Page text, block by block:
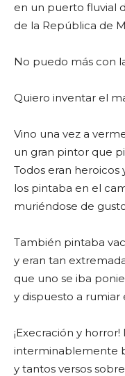
en un puerto fluvial
de la República de
No puedo más con
Quiero inventar el
Vino una vez a
un gran pintor que
Todos eran
los pintaba en el
muriéndose de
También pintaba
y eran tan
que uno se iba
y dispuesto a
¡Execración y horror!
interminablemente
y tantos versos sobre